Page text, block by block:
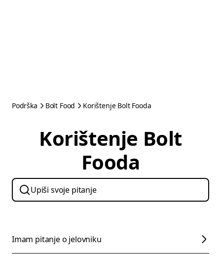
Podrška Bolt Food Korištenje Bolt Fooda
Korištenje Bolt
Fooda
Imam pitanje o jelovniku